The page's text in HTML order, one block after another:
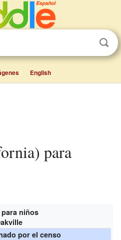
English
para niños
por el censo